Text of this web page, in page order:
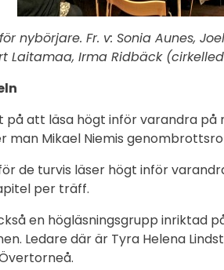
nybörjare. Fr. v: Sonia Aunes,
Laitamaa, Irma Ridbäck
att läsa högt inför varandra på
man Mikael Niemis
de turvis läser högt inför
per träff.
en högläsningsgrupp inriktad
Ledare där är Tyra Helena